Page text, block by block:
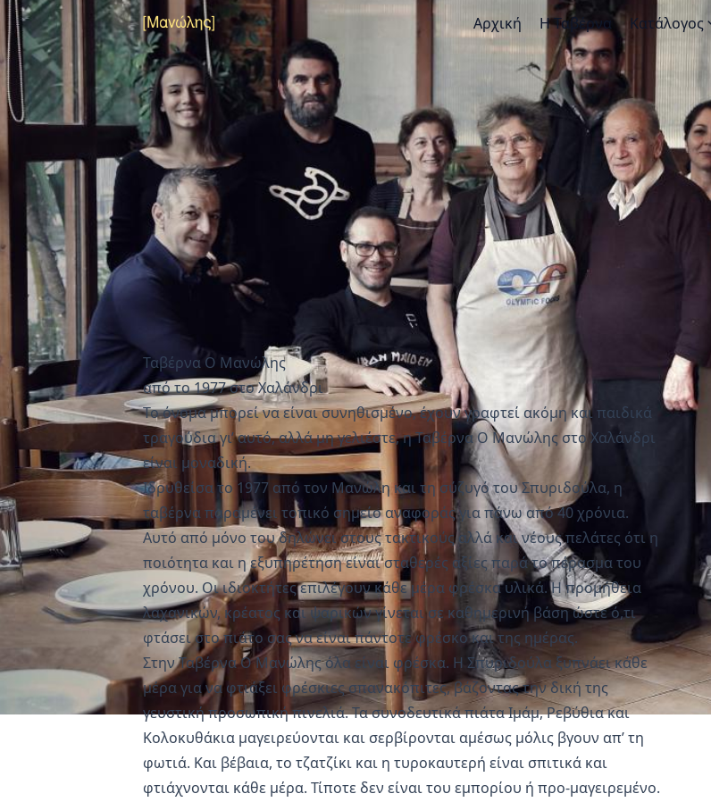
Αρχική Η Ταβέρνα Κατάλογος
Ταβέρνα Ο Μανώλης
από το 1977 στο Χαλάνδρι
Το όνομα μπορεί να είναι συνηθισμένο, έχουν γραφτεί ακόμη και παιδικά
τραγούδια γι’ αυτό, αλλά μη γελιέστε, η Ταβέρνα Ο Μανώλης στο Χαλάνδρι
είναι μοναδική.
Ιδρυθείσα το 1977 από τον Μανώλη και τη σύζυγό του Σπυριδούλα, η
ταβέρνα παραμένει τοπικό σημείο αναφοράς για πάνω από 40 χρόνια.
Αυτό από μόνο του δηλώνει στους τακτικούς αλλά και νέους πελάτες ότι η
ποιότητα και η εξυπηρέτηση είναι σταθερές αξίες παρά το πέρασμα του
χρόνου. Οι ιδιοκτήτες επιλέγουν κάθε μέρα φρέσκα υλικά. Η προμήθεια
λαχανικών, κρέατος και ψαρικών γίνεται σε καθημερινή βάση ώστε ό,τι
φτάσει στο πιάτο σας να είναι πάντοτε φρέσκο και της ημέρας.
Στην Ταβέρνα Ο Μανώλης όλα είναι φρέσκα. Η Σπυριδούλα ξυπνάει κάθε
μέρα για να φτιάξει φρέσκιες σπανακόπιτες, βάζοντας την δική της
γευστική προσωπική πινελιά. Τα συνοδευτικά πιάτα Ιμάμ, Ρεβύθια και
Κολοκυθάκια μαγειρεύονται και σερβίρονται αμέσως μόλις βγουν απ’ τη
φωτιά. Και βέβαια, το τζατζίκι και η τυροκαυτερή είναι σπιτικά και
φτιάχνονται κάθε μέρα. Τίποτε δεν είναι του εμπορίου ή προ-μαγειρεμένο.